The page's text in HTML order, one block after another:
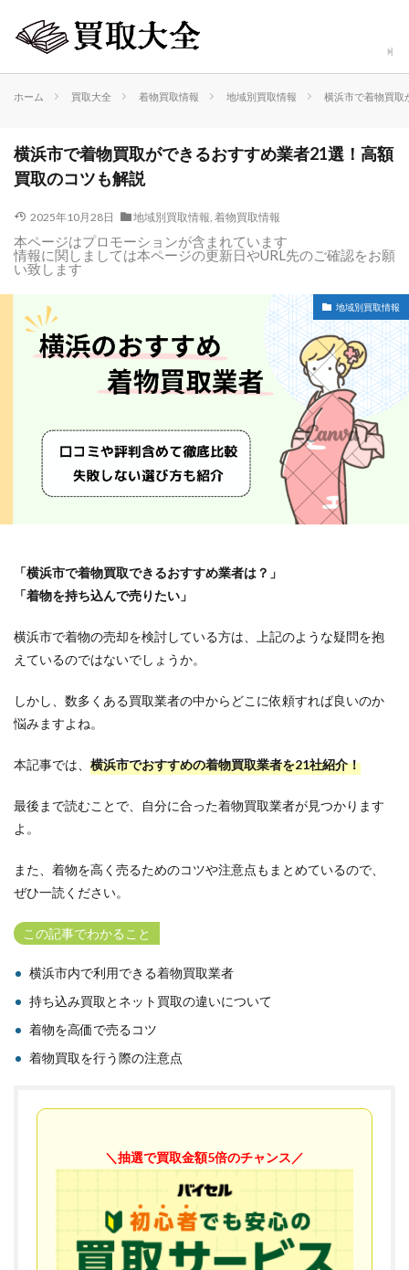
ホーム 買取大全 着物買取情報 地域別買取情報 横浜市で着物買取
横浜市で着物買取ができるおすすめ業者21選！高額
買取のコツも解説
2025年10月28日 地域別買取情報, 着物買取情報
本ページはプロモーションが含まれています
情報に関しましては本ページの更新日やURL先のご確認をお願
い致します
地域別買取情報
「横浜市で着物買取できるおすすめ業者は？」
「着物を持ち込んで売りたい」
横浜市で着物の売却を検討している方は、上記のような疑問を抱
えているのではないでしょうか。
しかし、数多くある買取業者の中からどこに依頼すれば良いのか
悩みますよね。
本記事では、 横浜市でおすすめの着物買取業者を21社紹介！
最後まで読むことで、自分に合った着物買取業者が見つかります
よ。
また、着物を高く売るためのコツや注意点もまとめているので、
ぜひ一読ください。
この記事でわかること
横浜市内で利用できる着物買取業者
持ち込み買取とネット買取の違いについて
着物を高価で売るコツ
着物買取を行う際の注意点
＼抽選で買取金額5倍のチャンス／